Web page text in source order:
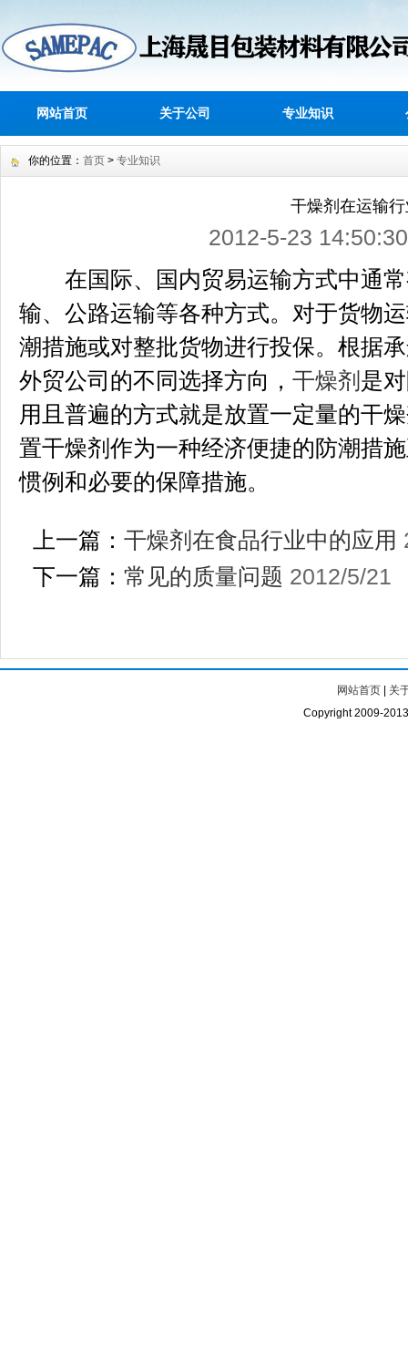
网站首页 关于公司 专业知识
你的位置： 首页 > 专业知识
干燥剂在运输
2012-5-23
在国际、国内贸易运输方式中通常
输、公路运输等各种方式。对于货物
潮措施或对整批货物进行投保。根据
外贸公司的不同选择方向， 干燥剂 是
用且普遍的方式就是放置一定量的干
置干燥剂作为一种经济便捷的防潮措
惯例和必要的保障措施。
上一篇： 干燥剂在食品行业中的应用
下一篇： 常见的质量问题 2012/5/21
网站首页
关
Copyright 2009-